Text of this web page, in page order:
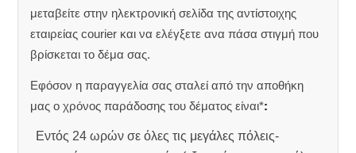
μεταβείτε στην ηλεκτρονική σελίδα της αντίστοιχης
εταιρείας courier και να ελέγξετε ανα πάσα στιγμή που
βρίσκεται το δέμα σας.
Εφόσον η παραγγελία σας σταλεί από την αποθήκη
μας ο χρόνος παράδοσης του δέματος είναι*:
Εντός 24 ωρών σε όλες τις μεγάλες πόλεις-